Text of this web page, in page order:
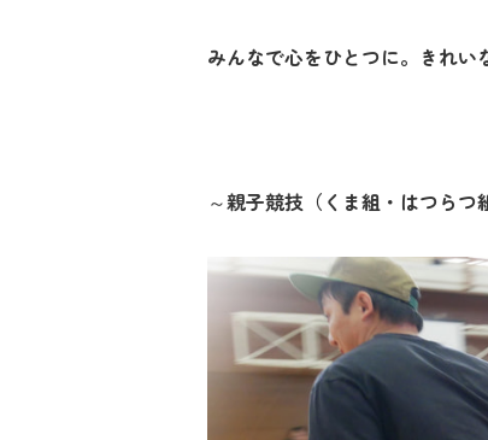
みんなで心をひとつに。きれい
～親子競技（くま組・はつらつ